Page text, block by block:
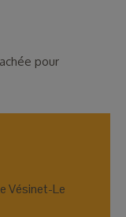
pour
Vésinet-Le